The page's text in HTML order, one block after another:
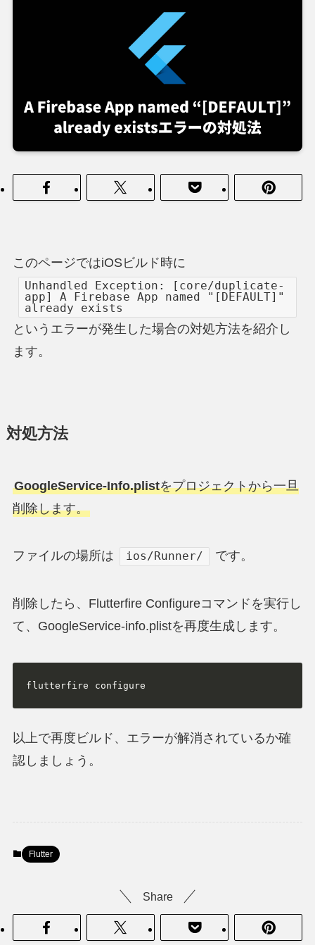
このページではiOSビルド時に
Unhandled Exception: [core/duplicate-
app] A Firebase App named "[DEFAULT]"
already exists
というエラーが発生した場合の対処方法を紹介し
ます。
対処方法
GoogleService-Info.plistをプロジェクトから一旦
削除します。
ファイルの場所は ios/Runner/ です。
削除したら、Flutterfire Configureコマンドを実行し
て、GoogleService-info.plistを再度生成します。
flutterfire configure
以上で再度ビルド、エラーが解消されているか確
認しましょう。
Flutter
Share